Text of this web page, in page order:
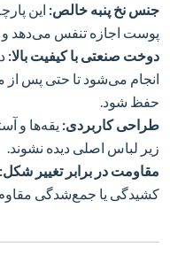
جنس نخ پنبه خالص: این
پوست اجازه تنفس می‌دهد و
دوخت صنعتی با کیفیت بالا:
انجام می‌شود تا حتی پس از
حفظ شود.
طراحی کاربردی: یقه‌ها و
زیر لباس اصلی دیده نشوند.
مقاومت در برابر تغییر شکل:
کشیدگی یا جمع‌شدگی مقاوم